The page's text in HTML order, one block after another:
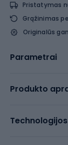
Pristatymas
Grąžinimas
Originalūs
Parametrai
Produkto
Technologijos